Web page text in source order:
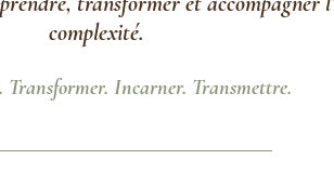
complexité.
Transformer. Incarner. Transmettre.